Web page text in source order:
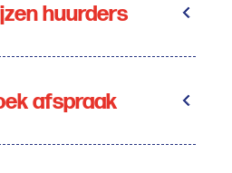
huurders
afspraak